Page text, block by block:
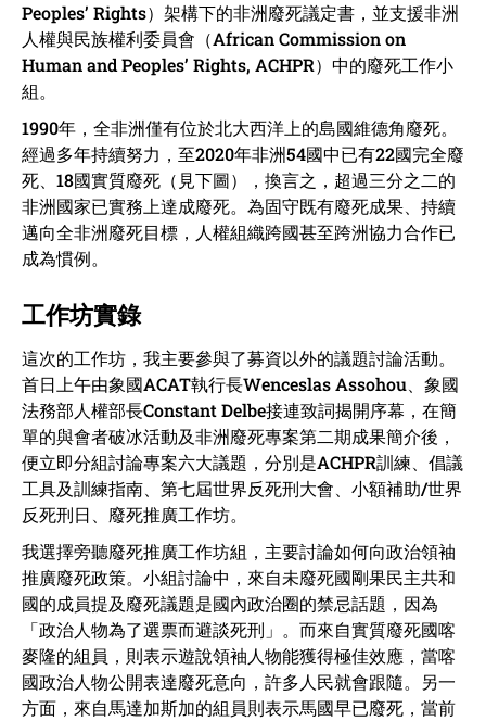
Peoples’ Rights）架構下的非洲廢死議定書，並支援非洲
人權與民族權利委員會（African Commission on
Human and Peoples’ Rights, ACHPR）中的廢死工作小
組。
1990年，全非洲僅有位於北大西洋上的島國維德角廢死。
經過多年持續努力，至2020年非洲54國中已有22國完全廢
死、18國實質廢死（見下圖），換言之，超過三分之二的
非洲國家已實務上達成廢死。為固守既有廢死成果、持續
邁向全非洲廢死目標，人權組織跨國甚至跨洲協力合作已
成為慣例。
工作坊實錄
這次的工作坊，我主要參與了募資以外的議題討論活動。
首日上午由象國ACAT執行長Wenceslas Assohou、象國
法務部人權部長Constant Delbe接連致詞揭開序幕，在簡
單的與會者破冰活動及非洲廢死專案第二期成果簡介後，
便立即分組討論專案六大議題，分別是ACHPR訓練、倡議
工具及訓練指南、第七屆世界反死刑大會、小額補助/世界
反死刑日、廢死推廣工作坊。
我選擇旁聽廢死推廣工作坊組，主要討論如何向政治領袖
推廣廢死政策。小組討論中，來自未廢死國剛果民主共和
國的成員提及廢死議題是國內政治圈的禁忌話題，因為
「政治人物為了選票而避談死刑」。而來自實質廢死國喀
麥隆的組員，則表示遊說領袖人物能獲得極佳效應，當喀
國政治人物公開表達廢死意向，許多人民就會跟隨。另一
方面，來自馬達加斯加的組員則表示馬國早已廢死，當前